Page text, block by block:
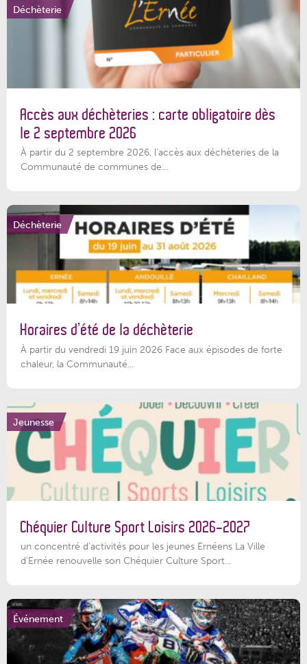
Déchèterie
Accès aux déchèteries : carte obligatoire dès
le 2 septembre 2026
À partir du 2 septembre 2026, l’accès aux déchèteries de la
Communauté de communes de...
Déchèterie
Horaires d’été de la déchèterie
À partir du vendredi 19 juin 2026 Face aux épisodes de forte
chaleur, la Communauté...
Jeunesse
Chéquier Culture Sport Loisirs 2026-2027
un concentré d’activités pour les jeunes Ernéens La Ville
d’Ernée renouvelle son Chéquier Culture Sport...
Événement